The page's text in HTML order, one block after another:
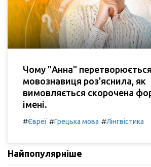
Чому "Анна"
мовознавиця роз'яснила, як
вимовляється скорочена
імені.
#Євреї #Грецька мова #Лінгвістика
Найпопулярніше